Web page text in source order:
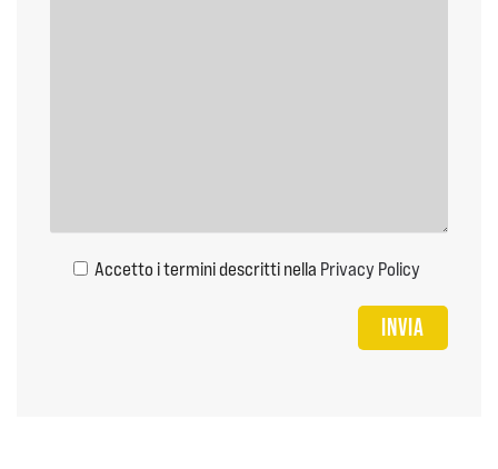
Accetto i termini descritti nella Privacy Policy